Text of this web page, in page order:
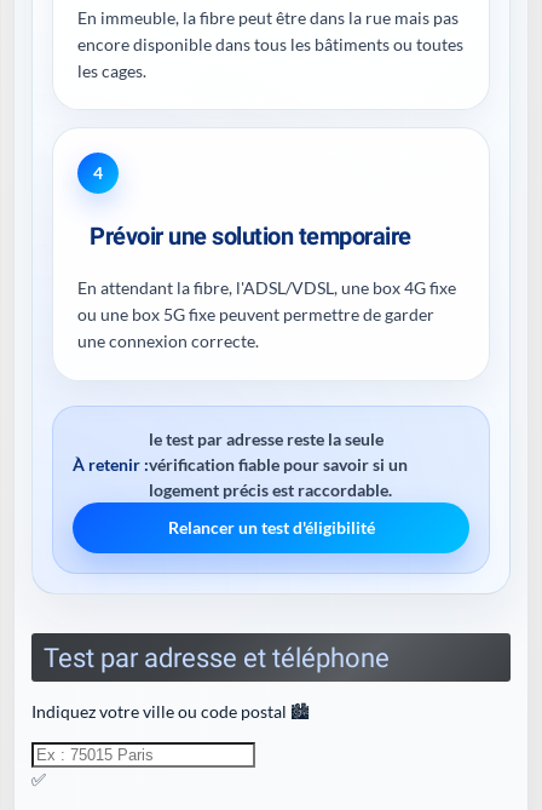
En immeuble, la fibre peut être dans la rue mais pas
encore disponible dans tous les bâtiments ou toutes
les cages.
4
Prévoir une solution temporaire
En attendant la fibre, l'ADSL/VDSL, une box 4G fixe
ou une box 5G fixe peuvent permettre de garder
une connexion correcte.
À retenir :
le test par adresse reste la seule
vérification fiable pour savoir si un
logement précis est raccordable.
Relancer un test d'éligibilité
Test par adresse et téléphone
Indiquez votre ville ou code postal 🏙️
✅